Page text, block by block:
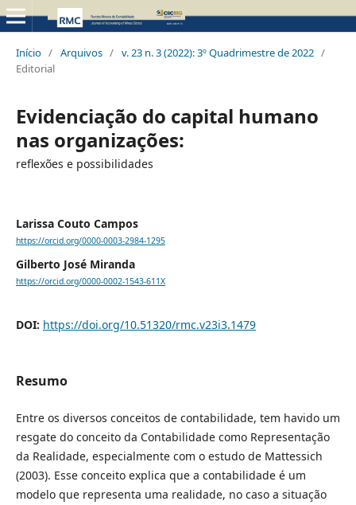
Início / Arquivos / v. 23 n. 3 (2022): 3º Quadrimestre de 2022 /
Editorial
Evidenciação do capital humano
nas organizações:
reflexões e possibilidades
Larissa Couto Campos
https://orcid.org/0000-0003-2984-1295
Gilberto José Miranda
https://orcid.org/0000-0002-1543-611X
DOI: https://doi.org/10.51320/rmc.v23i3.1479
Resumo
Entre os diversos conceitos de contabilidade, tem havido um
resgate do conceito da Contabilidade como Representação
da Realidade, especialmente com o estudo de Mattessich
(2003). Esse conceito explica que a contabilidade é um
modelo que representa uma realidade, no caso a situação